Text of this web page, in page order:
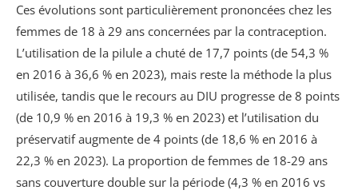
Ces évolutions sont particulièrement prononcées chez les
femmes de 18 à 29 ans concernées par la contraception.
L’utilisation de la pilule a chuté de 17,7 points (de 54,3 %
en 2016 à 36,6 % en 2023), mais reste la méthode la plus
utilisée, tandis que le recours au DIU progresse de 8 points
(de 10,9 % en 2016 à 19,3 % en 2023) et l’utilisation du
préservatif augmente de 4 points (de 18,6 % en 2016 à
22,3 % en 2023). La proportion de femmes de 18-29 ans
sans couverture double sur la période (4,3 % en 2016 vs